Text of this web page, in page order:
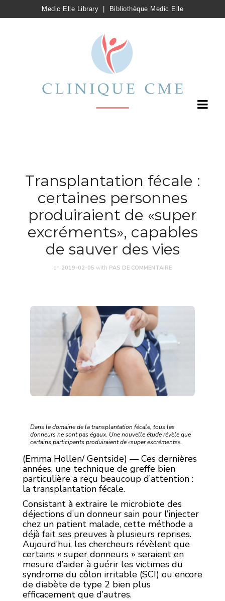
Medic Elle Library Bibliothèque Medic Elle
Transplantation fécale :
certaines personnes
produiraient de «super
excréments», capables
de sauver des vies
on 2019-02-05 with PAS DE COMMENTAIRE
Dans le domaine de la transplantation fécale, tous les
donneurs ne sont pas égaux. Une nouvelle étude révèle que
certains participants produiraient de «super excréments».
(Emma Hollen/ Gentside) — Ces dernières
années, une technique de greffe bien
particulière a reçu beaucoup d’attention :
la transplantation fécale.
Consistant à extraire le microbiote des
déjections d’un donneur sain pour l’injecter
chez un patient malade, cette méthode a
déjà fait ses preuves à plusieurs reprises.
Aujourd’hui, les chercheurs révèlent que
certains « super donneurs » seraient en
mesure d’aider à guérir les victimes du
syndrome du côlon irritable (SCI) ou encore
de diabète de type 2 bien plus
efficacement que d’autres.